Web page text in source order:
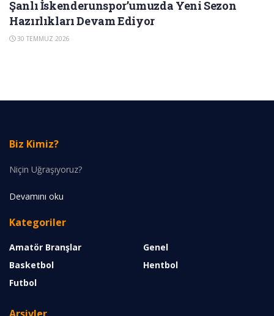
Şanlı İskenderunspor’umuzda Yeni Sezon
Hazırlıkları Devam Ediyor
30 TEMMUZ 2026
Biz Kimiz?
Niçin Uğraşıyoruz?
Devamını oku
Kategoriler
Amatör Branşlar
Basketbol
Futbol
Genel
Hentbol